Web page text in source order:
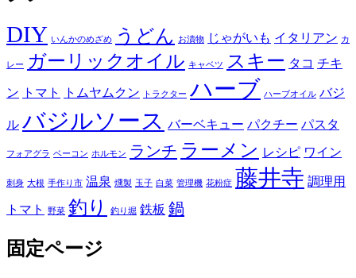
DIY いんかのめざめ うどん お漬物 じゃがいも イタリアン カ
レー ガーリックオイル キャベツ スキー タコ チキ
ン トマト トムヤムクン トラクター ハーブ ハーブオイル バジ
ル バジルソース バーベキュー パクチー パスタ
フォアグラ ベーコン ホルモン ランチ ラーメン レシピ ワイン
刺身 大根 手作り市 温泉 燻製 玉子 白菜 管理機 花粉症 藤井寺 調理用
トマト 野菜 釣り 釣り堀 鉄板 鍋
固定ページ